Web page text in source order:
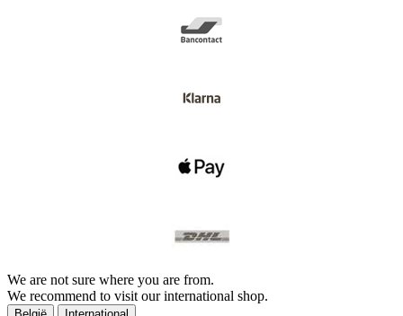
We are not sure where you are from.
We recommend to visit our international shop.